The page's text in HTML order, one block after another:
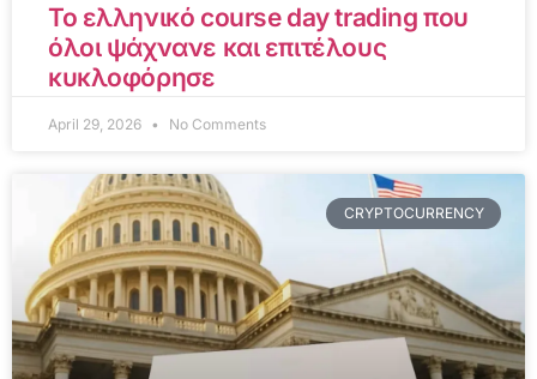
Το ελληνικό course day trading που
όλοι ψάχνανε και επιτέλους
κυκλοφόρησε
April 29, 2026 No Comments
CRYPTOCURRENCY